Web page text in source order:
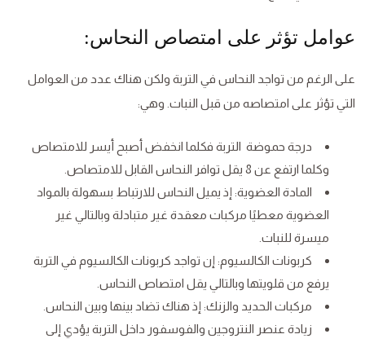
عوامل تؤثر على امتصاص النحاس:
على الرغم من تواجد النحاس في التربة ولكن هناك عدد من العوامل
التي تؤثر على امتصاصه من قبل النبات. وهي:
درجة حموضة التربة فكلما انخفض أصبح أيسر للامتصاص
وكلما ارتفع عن 8 يقل توافر النحاس القابل للامتصاص.
المادة العضوية: إذ يميل النحاس للارتباط بسهولة بالمواد
العضوية معطيًا مركبات معقدة غير متبادلة وبالتالي غير
ميسرة للنبات.
كربونات الكالسيوم: إن تواجد كربونات الكالسيوم في التربة
يرفع من قلويتها وبالتالي يقل امتصاص النحاس.
مركبات الحديد والزنك: إذ هناك تضاد بينها وبين النحاس.
زيادة عنصر النتروجين والفوسفور داخل التربة يؤدي إلى